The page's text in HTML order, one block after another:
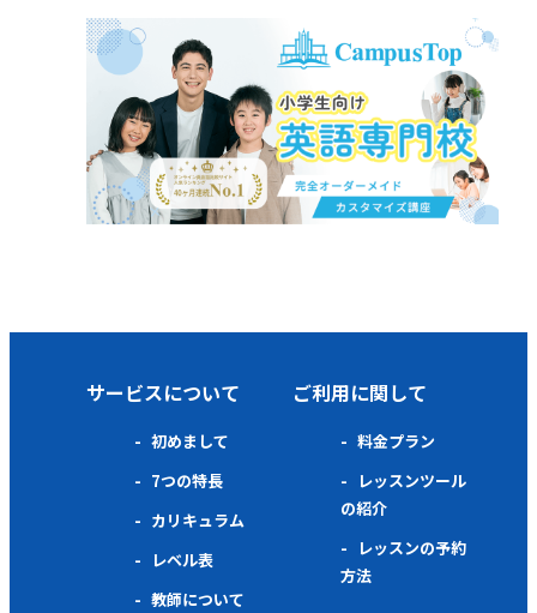
サービスについて
初めまして
7つの特長
カリキュラム
レベル表
教師について
ご利用に関して
料金プラン
レッスンツール
の紹介
レッスンの予約
方法